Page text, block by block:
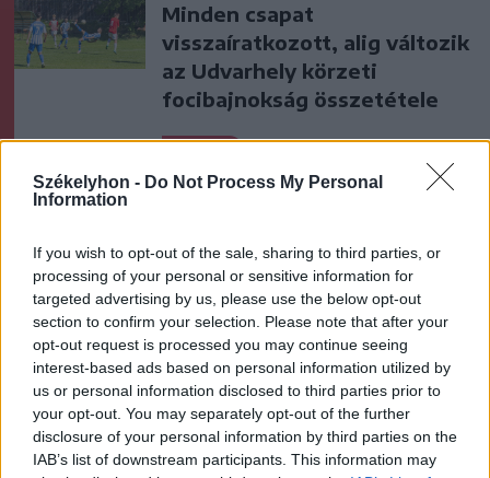
Székelyhon - Do Not Process My Personal
Information
If you wish to opt-out of the sale, sharing to third parties, or
processing of your personal or sensitive information for
targeted advertising by us, please use the below opt-out
section to confirm your selection. Please note that after your
opt-out request is processed you may continue seeing
interest-based ads based on personal information utilized by
us or personal information disclosed to third parties prior to
your opt-out. You may separately opt-out of the further
disclosure of your personal information by third parties on the
IAB’s list of downstream participants. This information may
Minden csapat
visszaíratkozott, alig változik
az Udvarhely körzeti
focibajnokság összetétele
Sándor Ella: Na, indíts, s
A rovat további cikkei